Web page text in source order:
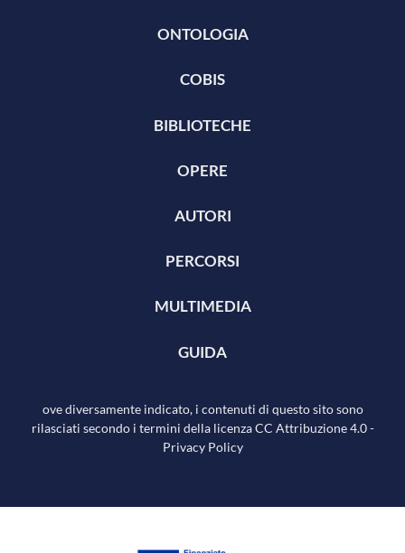
ONTOLOGIA
COBIS
BIBLIOTECHE
OPERE
AUTORI
PERCORSI
MULTIMEDIA
GUIDA
ove diversamente indicato, i contenuti di questo sito sono
rilasciati secondo i termini della licenza CC Attribuzione 4.0-
Privacy Policy